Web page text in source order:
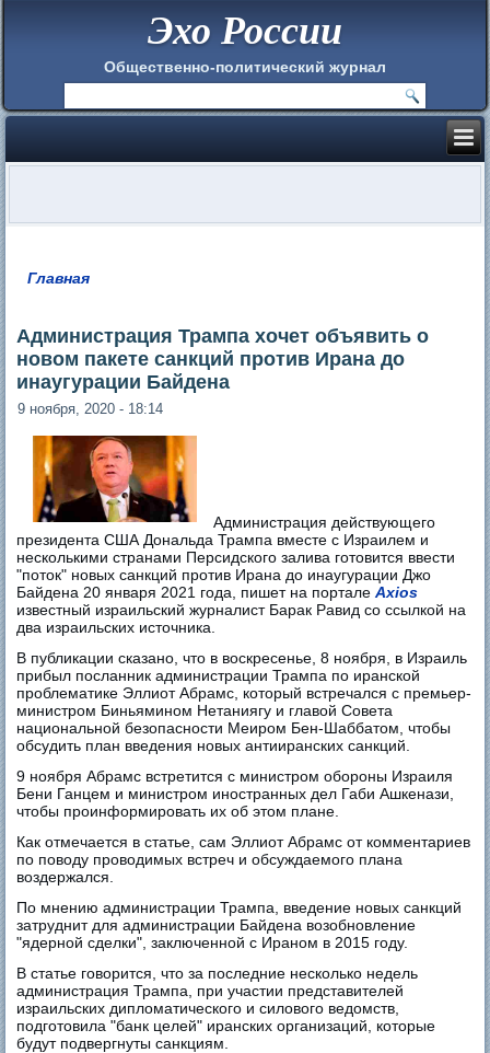
Эхо России
Общественно-политический журнал
Главная
Администрация Трампа хочет объявить о
новом пакете санкций против Ирана до
инаугурации Байдена
9 ноября, 2020 - 18:14
Администрация действующего
президента США Дональда Трампа вместе с Израилем и
несколькими странами Персидского залива готовится ввести
"поток" новых санкций против Ирана до инаугурации Джо
Байдена 20 января 2021 года, пишет на порталеAxios
известный израильский журналист Барак Равид со ссылкой на
два израильских источника.
В публикации сказано, что в воскресенье, 8 ноября, в Израиль
прибыл посланник администрации Трампа по иранской
проблематике Эллиот Абрамс, который встречался с премьер-
министром Биньямином Нетаниягу и главой Совета
национальной безопасности Меиром Бен-Шаббатом, чтобы
обсудить план введения новых антииранских санкций.
9 ноября Абрамс встретится с министром обороны Израиля
Бени Ганцем и министром иностранных дел Габи Ашкенази,
чтобы проинформировать их об этом плане.
Как отмечается в статье, сам Эллиот Абрамс от комментариев
по поводу проводимых встреч и обсуждаемого плана
воздержался.
По мнению администрации Трампа, введение новых санкций
затруднит для администрации Байдена возобновление
"ядерной сделки", заключенной с Ираном в 2015 году.
В статье говорится, что за последние несколько недель
администрация Трампа, при участии представителей
израильских дипломатического и силового ведомств,
подготовила "банк целей" иранских организаций, которые
будут подвергнуты санкциям.